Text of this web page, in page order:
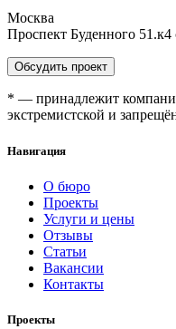
Москва
Проспект Буденного 51.к4
Обсудить проект
* — принадлежит
экстремистской и
Навигация
О бюро
Проекты
Услуги и цены
Отзывы
Статьи
Вакансии
Контакты
Проекты